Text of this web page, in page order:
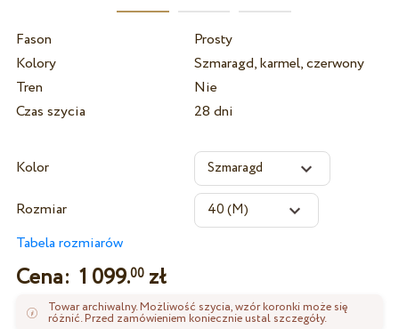
Fason
Prosty
Kolory
Szmaragd, karmel, czerwony
Tren
Nie
Czas szycia
28 dni
Kolor
Rozmiar
Tabela rozmiarów
Cena: 1 099.00zł
Towar archiwalny. Możliwość szycia, wzór koronki może się
różnić. Przed zamówieniem koniecznie ustal szczegóły.